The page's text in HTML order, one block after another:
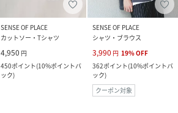
SENSE OF PLACE
カットソー・Tシャツ
4,950 円
450ポイント(10%ポイントバ
ック)
SENSE OF PLACE
シャツ・ブラウス
3,990 円 19%OFF
362ポイント(10%ポイントバ
ック)
クーポン対象